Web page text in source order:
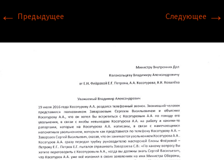
← Предыдущее Следующее →